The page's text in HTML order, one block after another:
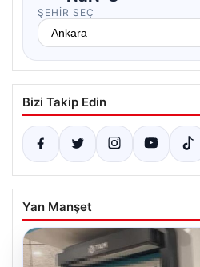
ŞEHIR SEÇ
Bizi Takip Edin
Yan Manşet